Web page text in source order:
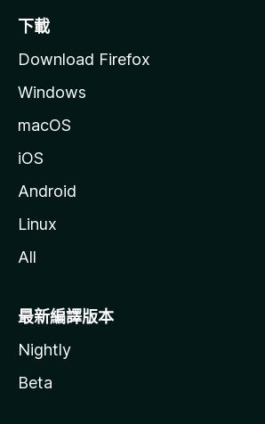
下載
Download Firefox
Windows
macOS
iOS
Android
Linux
All
最新編譯版本
Nightly
Beta